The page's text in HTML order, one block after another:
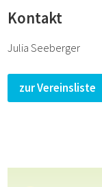
Kontakt
Julia Seeberger
zur Vereinsliste